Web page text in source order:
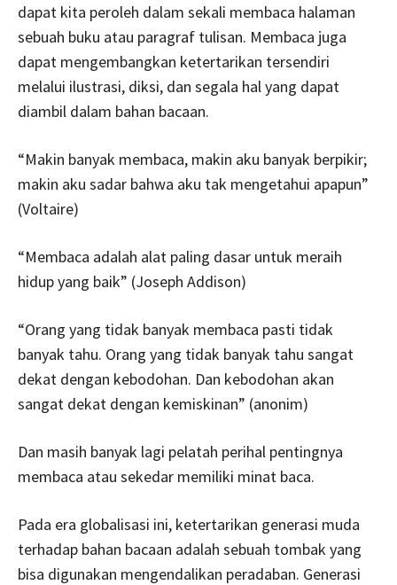
dapat kita peroleh dalam sekali membaca halaman
sebuah buku atau paragraf tulisan. Membaca juga
dapat mengembangkan ketertarikan tersendiri
melalui ilustrasi, diksi, dan segala hal yang dapat
diambil dalam bahan bacaan.
“Makin banyak membaca, makin aku banyak berpikir;
makin aku sadar bahwa aku tak mengetahui apapun”
(Voltaire)
“Membaca adalah alat paling dasar untuk meraih
hidup yang baik” (Joseph Addison)
“Orang yang tidak banyak membaca pasti tidak
banyak tahu. Orang yang tidak banyak tahu sangat
dekat dengan kebodohan. Dan kebodohan akan
sangat dekat dengan kemiskinan” (anonim)
Dan masih banyak lagi pelatah perihal pentingnya
membaca atau sekedar memiliki minat baca.
Pada era globalisasi ini, ketertarikan generasi muda
terhadap bahan bacaan adalah sebuah tombak yang
bisa digunakan mengendalikan peradaban. Generasi